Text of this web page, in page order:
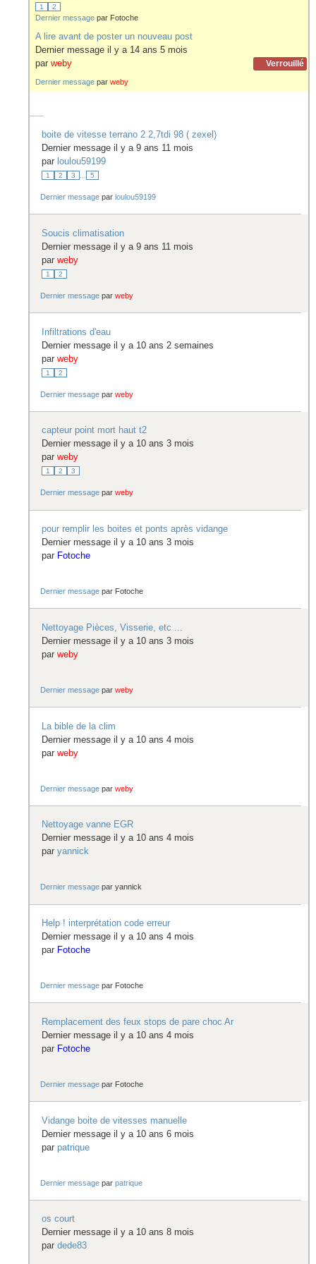
1 2
Dernier message par Fotoche
A lire avant de poster un nouveau post
Dernier message il y a 14 ans 5 mois
par weby Verrouillé
Dernier message par weby
boite de vitesse terrano 2 2,7tdi 98 ( zexel)
Dernier message il y a 9 ans 11 mois
par loulou59199
1 2 3 5
Dernier message parloulou59199
Soucis climatisation
Dernier message il y a 9 ans 11 mois
par weby
1 2
Dernier message parweby
Infiltrations d'eau
Dernier message il y a 10 ans 2 semaines
par weby
1 2
Dernier message parweby
capteur point mort haut t2
Dernier message il y a 10 ans 3 mois
par weby
1 2 3
Dernier message parweby
pour remplir les boites et ponts après vidange
Dernier message il y a 10 ans 3 mois
par Fotoche
Dernier message par Fotoche
Nettoyage Pièces, Visserie, etc ...
Dernier message il y a 10 ans 3 mois
par weby
Dernier message parweby
La bible de la clim
Dernier message il y a 10 ans 4 mois
par weby
Dernier message parweby
Nettoyage vanne EGR
Dernier message il y a 10 ans 4 mois
par yannick
Dernier message paryannick
Help ! interprétation code erreur
Dernier message il y a 10 ans 4 mois
par Fotoche
Dernier message par Fotoche
Remplacement des feux stops de pare choc Ar
Dernier message il y a 10 ans 4 mois
par Fotoche
Dernier message par Fotoche
Vidange boite de vitesses manuelle
Dernier message il y a 10 ans 6 mois
par patrique
Dernier message parpatrique
os court
Dernier message il y a 10 ans 8 mois
par dede83